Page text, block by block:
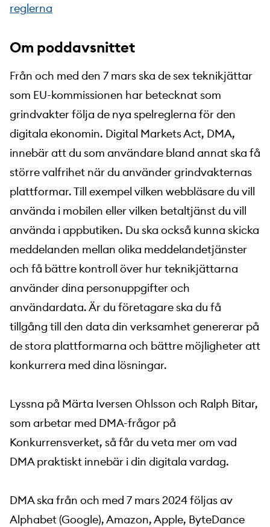
reglerna
Om poddavsnittet
Från och med den 7 mars ska de sex teknikjättar
som EU-kommissionen har betecknat som
grindvakter följa de nya spelreglerna för den
digitala ekonomin. Digital Markets Act, DMA,
innebär att du som användare bland annat ska få
större valfrihet när du använder grindvakternas
plattformar. Till exempel vilken webbläsare du vill
använda i mobilen eller vilken betaltjänst du vill
använda i appbutiken. Du ska också kunna skicka
meddelanden mellan olika meddelandetjänster
och få bättre kontroll över hur teknikjättarna
använder dina personuppgifter och
användardata. Är du företagare ska du få
tillgång till den data din verksamhet genererar på
de stora plattformarna och bättre möjligheter att
konkurrera med dina lösningar.
Lyssna på Märta Iversen Ohlsson och Ralph Bitar,
som arbetar med DMA-frågor på
Konkurrensverket, så får du veta mer om vad
DMA praktiskt innebär i din digitala vardag.
DMA ska från och med 7 mars 2024 följas av
Alphabet (Google), Amazon, Apple, ByteDance